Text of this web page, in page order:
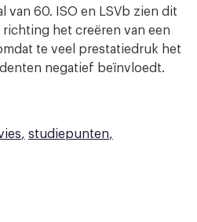
van 60. ISO en LSVb zien dit
het creëren van een
te veel prestatiedruk het
negatief beïnvloedt.
studiepunten